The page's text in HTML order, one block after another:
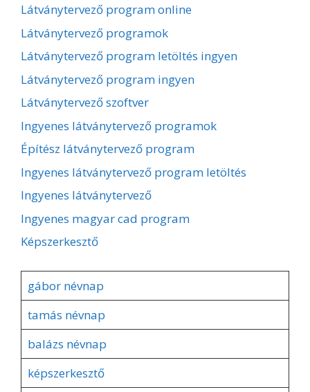
Látványtervező program online
Látványtervező programok
Látványtervező program letöltés ingyen
Látványtervező program ingyen
Látványtervező szoftver
Ingyenes látványtervező programok
Építész látványtervező program
Ingyenes látványtervező program letöltés
Ingyenes látványtervező
Ingyenes magyar cad program
Képszerkesztő
gábor névnap
tamás névnap
balázs névnap
képszerkesztő